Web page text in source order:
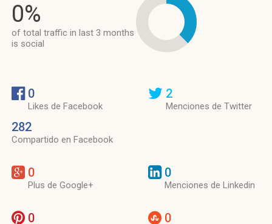
0%
of total traffic in last 3 months
is social
0
Likes de Facebook
282
Compartido en Facebook
2
Menciones de Twitter
0
Plus de Google+
0
Menciones de Linkedin
0 0